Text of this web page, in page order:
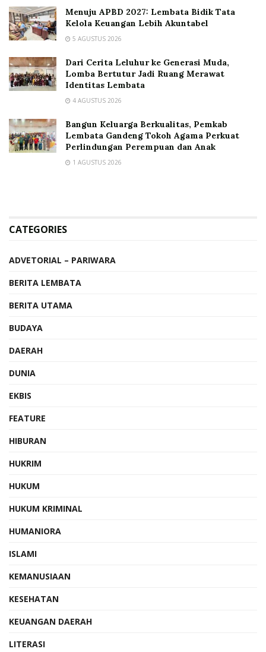
Menuju APBD 2027: Lembata Bidik Tata
Kelola Keuangan Lebih Akuntabel
5 AGUSTUS 2026
Dari Cerita Leluhur ke Generasi Muda,
Lomba Bertutur Jadi Ruang Merawat
Identitas Lembata
4 AGUSTUS 2026
Bangun Keluarga Berkualitas, Pemkab
Lembata Gandeng Tokoh Agama Perkuat
Perlindungan Perempuan dan Anak
1 AGUSTUS 2026
CATEGORIES
ADVETORIAL – PARIWARA
BERITA LEMBATA
BERITA UTAMA
BUDAYA
DAERAH
DUNIA
EKBIS
FEATURE
HIBURAN
HUKRIM
HUKUM
HUKUM KRIMINAL
HUMANIORA
ISLAMI
KEMANUSIAAN
KESEHATAN
KEUANGAN DAERAH
LITERASI